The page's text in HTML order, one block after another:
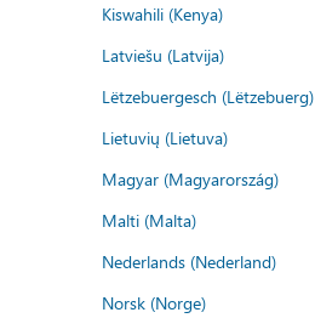
Kiswahili (Kenya)
Latviešu (Latvija)
Lëtzebuergesch (Lëtzebuerg)
Lietuvių (Lietuva)
Magyar (Magyarország)
Malti (Malta)
Nederlands (Nederland)
Norsk (Norge)